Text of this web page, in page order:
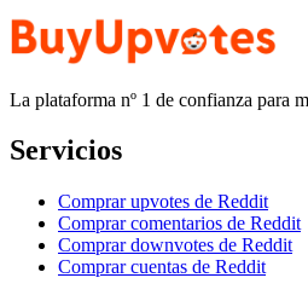
La plataforma nº 1 de confianza para
Servicios
Comprar upvotes de Reddit
Comprar comentarios de Reddit
Comprar downvotes de Reddit
Comprar cuentas de Reddit